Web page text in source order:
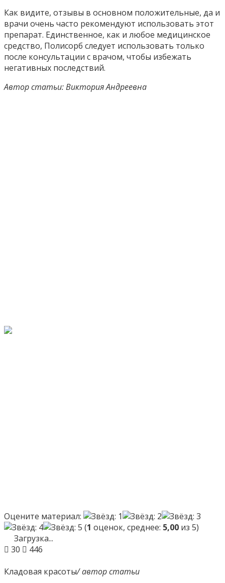
Как видите, отзывы в основном положительные, да и
врачи очень часто рекомендуют использовать этот
препарат. Единственное, как и любое медицинское
средство, Полисорб следует использовать только
после консультации с врачом, чтобы избежать
негативных последствий.
Автор статьи: Виктория Андреевна
Оцените материал:
(1 оценок, среднее: 5,00 из 5)
Загрузка...
30
446
Кладовая красоты/ автор статьи